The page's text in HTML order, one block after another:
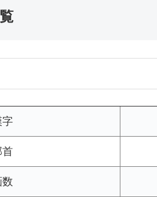
字
首
数